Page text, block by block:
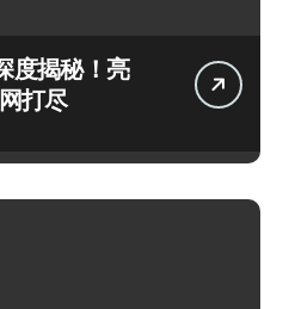
度揭秘！亮
打尽